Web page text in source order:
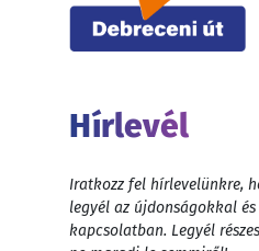
Hírlevél
Iratkozz fel hírlevelünkre,
legyél az újdonságokkal
kapcsolatban. Legyél